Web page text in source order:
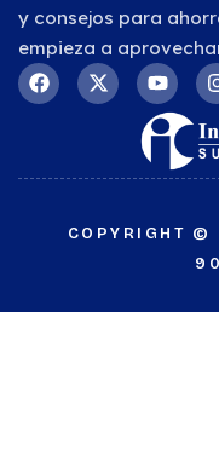
y consejos para
empieza a
COPYRIGHT ©